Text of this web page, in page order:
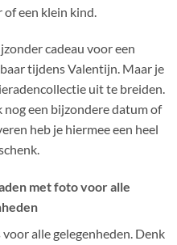
een klein kind.
cadeau voor een
tijdens Valentijn. Maar je
uit te breiden.
een bijzondere datum of
heb je hiermee een heel
met foto voor alle
alle gelegenheden. Denk